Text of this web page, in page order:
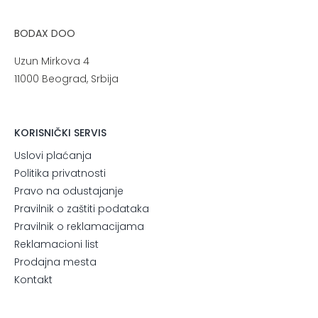
BODAX DOO
Uzun Mirkova 4
11000 Beograd, Srbija
KORISNIČKI SERVIS
Uslovi plaćanja
Politika privatnosti
Pravo na odustajanje
Pravilnik o zaštiti podataka
Pravilnik o reklamacijama
Reklamacioni list
Prodajna mesta
Kontakt